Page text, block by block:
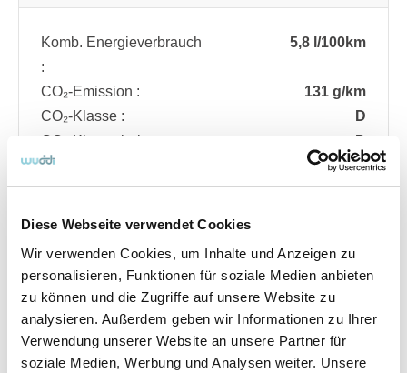
Diese Webseite verwendet Cookies
Wir verwenden Cookies, um Inhalte und Anzeigen zu
personalisieren, Funktionen für soziale Medien anbieten
zu können und die Zugriffe auf unsere Website zu
analysieren. Außerdem geben wir Informationen zu Ihrer
Verwendung unserer Website an unsere Partner für
soziale Medien, Werbung und Analysen weiter. Unsere
Komb. Energieverbrauch
:
5,8 l/100km
CO₂-Emission :
131 g/km
CO₂-Klasse :
D
CO₂-Klasse bei
entladener Batterie :
D
Fahrzeugdetails
Angebotsnummer
ABO74.512
Ausstattungslinie
ST Line
Verfügbar ab